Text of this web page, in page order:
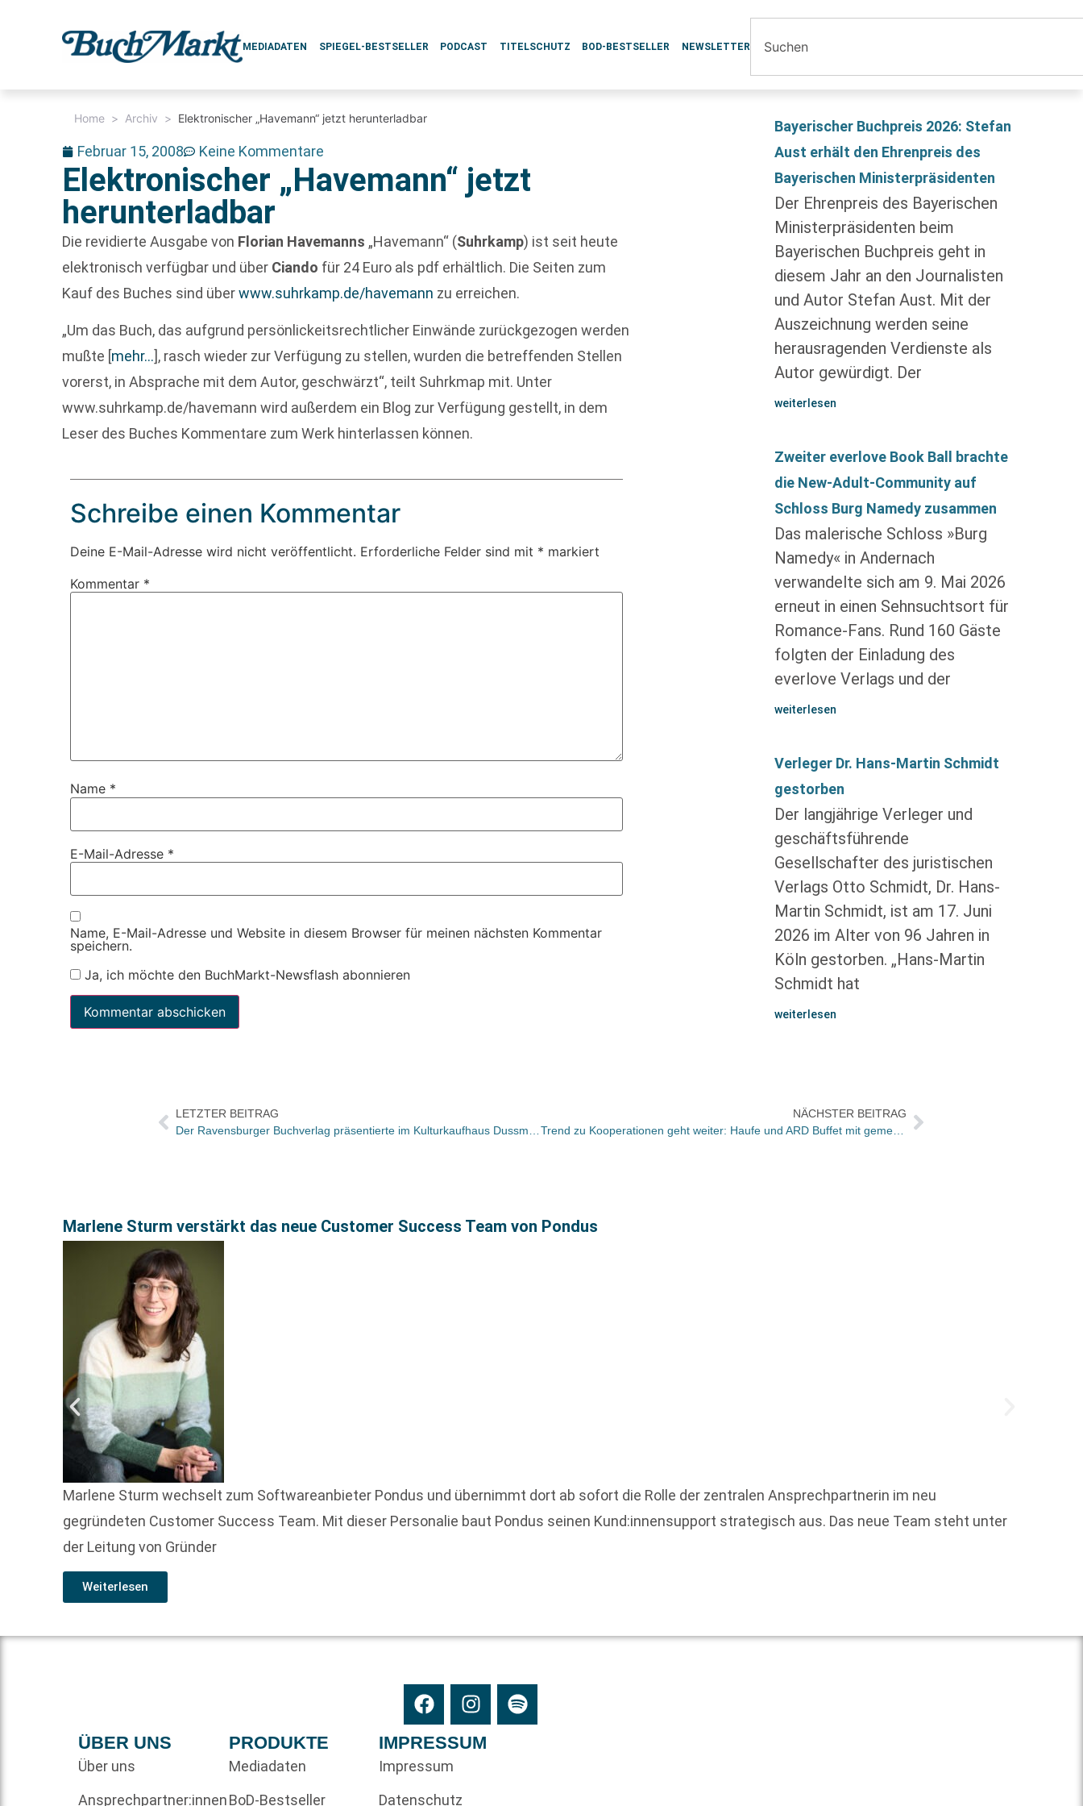
MEDIADATEN SPIEGEL-BESTSELLER PODCAST TITELSCHUTZ BOD-BESTSELLER NEWSLETTER
Home > Archiv > Elektronischer „Havemann“ jetzt herunterladbar
Februar 15, 2008 Keine Kommentare
Elektronischer „Havemann“ jetzt
herunterladbar
Die revidierte Ausgabe von Florian Havemanns „Havemann“ (Suhrkamp) ist seit heute
elektronisch verfügbar und über Ciando für 24 Euro als pdf erhältlich. Die Seiten zum
Kauf des Buches sind überwww.suhrkamp.de/havemann zu erreichen.
„Um das Buch, das aufgrund persönlickeitsrechtlicher Einwände zurückgezogen werden
mußte [mehr…], rasch wieder zur Verfügung zu stellen, wurden die betreffenden Stellen
vorerst, in Absprache mit dem Autor, geschwärzt“, teilt Suhrkmap mit. Unter
www.suhrkamp.de/havemann wird außerdem ein Blog zur Verfügung gestellt, in dem
Leser des Buches Kommentare zum Werk hinterlassen können.
Schreibe einen Kommentar
Deine E-Mail-Adresse wird nicht veröffentlicht. Erforderliche Felder sind mit * markiert
Kommentar *
Name *
E-Mail-Adresse *
Name, E-Mail-Adresse und Website in diesem Browser für meinen nächsten Kommentar
speichern.
Ja, ich möchte den BuchMarkt-Newsflash abonnieren
Bayerischer Buchpreis 2026: Stefan
Aust erhält den Ehrenpreis des
Bayerischen Ministerpräsidenten
Der Ehrenpreis des Bayerischen
Ministerpräsidenten beim
Bayerischen Buchpreis geht in
diesem Jahr an den Journalisten
und Autor Stefan Aust. Mit der
Auszeichnung werden seine
herausragenden Verdienste als
Autor gewürdigt. Der
weiterlesen
Zweiter everlove Book Ball brachte
die New-Adult-Community auf
Schloss Burg Namedy zusammen
Das malerische Schloss »Burg
Namedy« in Andernach
verwandelte sich am 9. Mai 2026
erneut in einen Sehnsuchtsort für
Romance-Fans. Rund 160 Gäste
folgten der Einladung des
everlove Verlags und der
weiterlesen
Verleger Dr. Hans-Martin Schmidt
gestorben
Der langjährige Verleger und
geschäftsführende
Gesellschafter des juristischen
Verlags Otto Schmidt, Dr. Hans-
Martin Schmidt, ist am 17. Juni
2026 im Alter von 96 Jahren in
Köln gestorben. „Hans-Martin
Schmidt hat
weiterlesen
LETZTER BEITRAG
NÄCHSTER BEITRAG
Marlene Sturm verstärkt das neue Customer Success Team von Pondus
Marlene Sturm wechselt zum Softwareanbieter Pondus und übernimmt dort ab sofort die Rolle der zentralen Ansprechpartnerin im neu
gegründeten Customer Success Team. Mit dieser Personalie baut Pondus seinen Kund:innensupport strategisch aus. Das neue Team steht unter
der Leitung von Gründer
Weiterlesen
ÜBER UNS
Über uns
Ansprechpartner:innen
PRODUKTE
Mediadaten
BoD-Bestseller
IMPRESSUM
Impressum
Datenschutz